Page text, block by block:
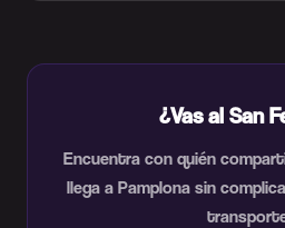
¿Vas al San
Encuentra con quién
llega a Pamplona sin